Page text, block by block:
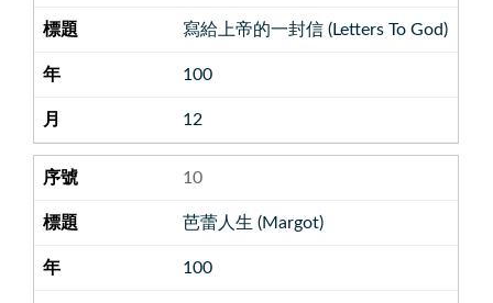
寫給上帝的一封信 (Letters To God)
100
12
10
芭蕾人生 (Margot)
100